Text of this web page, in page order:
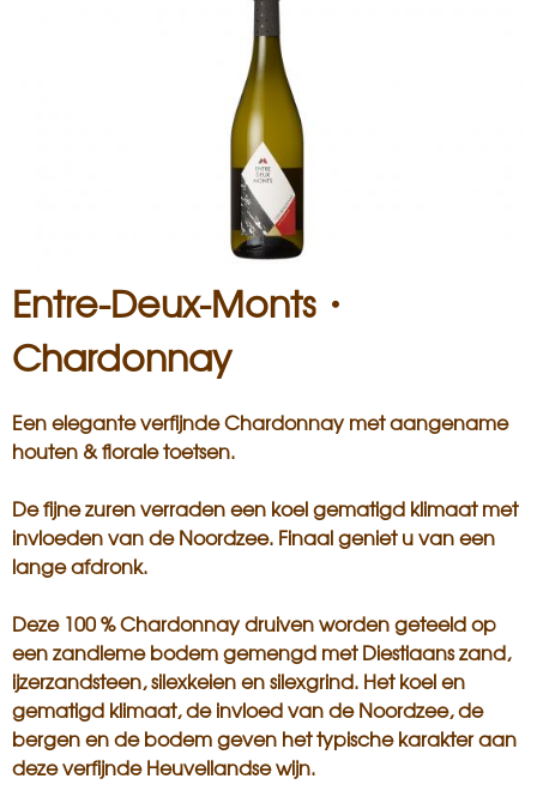
Entre-Deux-Monts・
Chardonnay
Een elegante verfijnde Chardonnay met aangename
houten & florale toetsen.
De fijne zuren verraden een koel gematigd klimaat met
invloeden van de Noordzee. Finaal geniet u van een
lange afdronk.
Deze 100 % Chardonnay druiven worden geteeld op
een zandleme bodem gemengd met Diestiaans zand,
ijzerzandsteen, silexkeien en silexgrind. Het koel en
gematigd klimaat, de invloed van de Noordzee, de
bergen en de bodem geven het typische karakter aan
deze verfijnde Heuvellandse wijn.